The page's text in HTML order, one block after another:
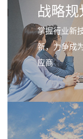
战略规
掌握行业新
新，力争成
应商